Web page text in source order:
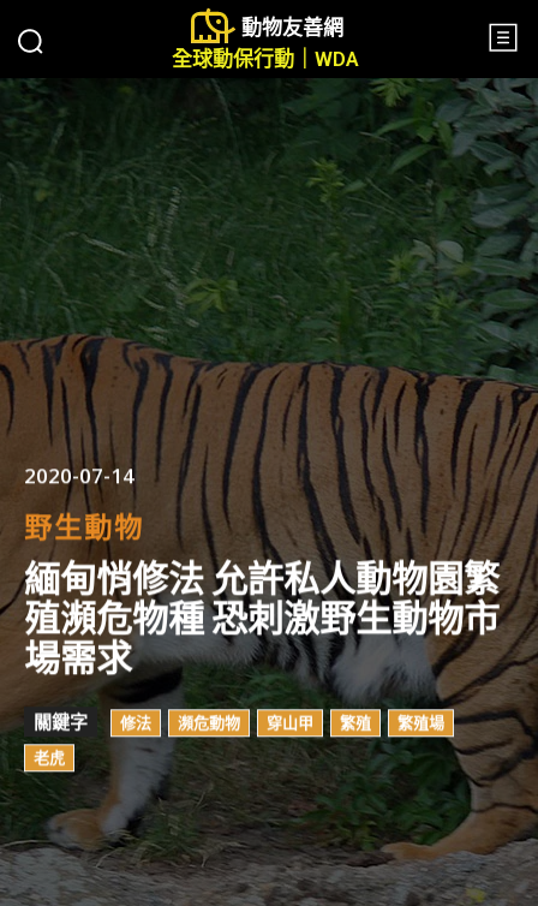
動物友善網
全球動保行動｜WDA
2020-07-14
野生動物
緬甸悄修法 允許私人動物園繁
殖瀕危物種 恐刺激野生動物市
場需求
關鍵字 修法 瀕危動物 穿山甲 繁殖
繁殖場
老虎